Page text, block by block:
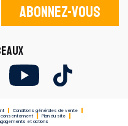
Abonnez-vous
Conditions générales de vente
consentement
Plan du site
et actions